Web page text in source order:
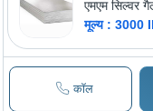
एमएम सिल्वर
माइल्ड स्टील
मूल्य : 3000
कॉल